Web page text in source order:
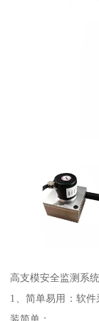
高支模安全监测系
1、简单易用：软
装简单；